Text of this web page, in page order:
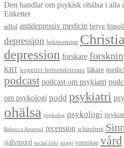
Den handlar om psykisk ohälsa i alla
Etiketter
adhd antidepressiv medicin betyg
depression bokrecension
depression forskare
KBT kognitiv beteendeterapi läkare
podcast podcast om psykiatri
om psykologi podd psykiatri
ohälsa psykolog psykologi
Rebecca Anserud recension schizofreni
självmord social fobi terapi vetenskap vård